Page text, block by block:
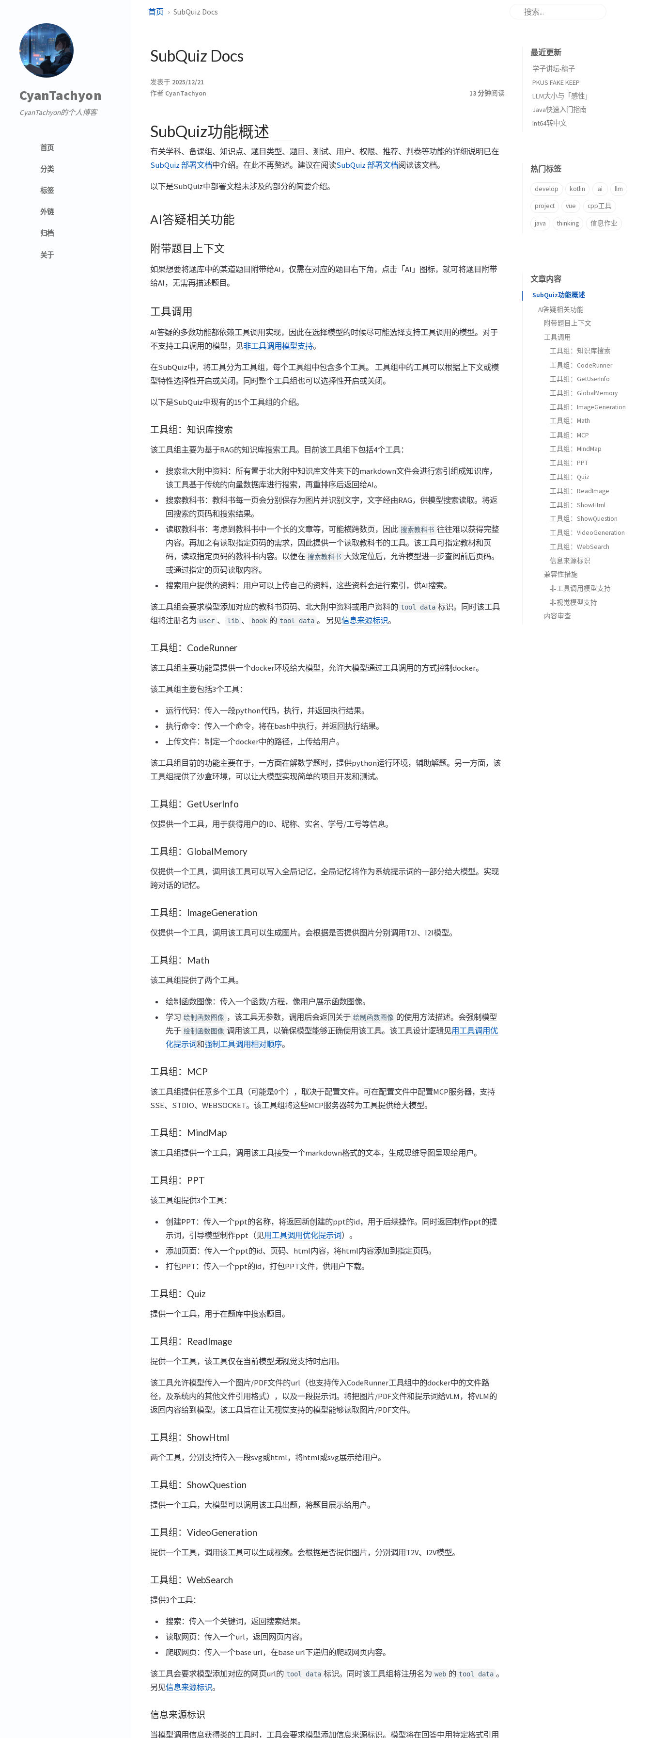
CyanTachyon
CyanTachyon的个人博客
首页
分类
标签
外链
归档
关于
首页 SubQuiz Docs
SubQuiz Docs
发表于 2025/12/21
作者 CyanTachyon 13 分钟阅读
SubQuiz功能概述
有关学科、备课组、知识点、题目类型、题目、测试、用户、权限、推荐、判卷等功能的详细说明已在
SubQuiz 部署文档中介绍。在此不再赘述。建议在阅读SubQuiz 部署文档阅读该文档。
以下是SubQuiz中部署文档未涉及的部分的简要介绍。
AI答疑相关功能
附带题目上下文
如果想要将题库中的某道题目附带给AI，仅需在对应的题目右下角，点击「AI」图标，就可将题目附带
给AI，无需再描述题目。
工具调用
AI答疑的多数功能都依赖工具调用实现，因此在选择模型的时候尽可能选择支持工具调用的模型。对于
不支持工具调用的模型，见非工具调用模型支持。
在SubQuiz中，将工具分为工具组，每个工具组中包含多个工具。 工具组中的工具可以根据上下文或模
型特性选择性开启或关闭。同时整个工具组也可以选择性开启或关闭。
以下是SubQuiz中现有的15个工具组的介绍。
工具组：知识库搜索
该工具组主要为基于RAG的知识库搜索工具。目前该工具组下包括4个工具：
搜索北大附中资料：所有置于北大附中知识库文件夹下的markdown文件会进行索引组成知识库，
该工具基于传统的向量数据库进行搜索，再重排序后返回给AI。
搜索教科书：教科书每一页会分别保存为图片并识别文字，文字经由RAG，供模型搜索读取。将返
回搜索的页码和搜索结果。
读取教科书：考虑到教科书中一个长的文章等，可能横跨数页，因此 搜索教科书 往往难以获得完整
内容。再加之有读取指定页码的需求，因此提供一个读取教科书的工具。该工具可指定教材和页
码，读取指定页码的教科书内容。以便在 搜索教科书 大致定位后，允许模型进一步查阅前后页码。
或通过指定的页码读取内容。
搜索用户提供的资料：用户可以上传自己的资料，这些资料会进行索引，供AI搜索。
该工具组会要求模型添加对应的教科书页码、北大附中资料或用户资料的 tool data 标识。同时该工具
组将注册名为 user 、 lib 、 book 的 tool data 。 另见信息来源标识。
工具组：CodeRunner
该工具组主要功能是提供一个docker环境给大模型，允许大模型通过工具调用的方式控制docker。
该工具组主要包括3个工具：
运行代码：传入一段python代码，执行，并返回执行结果。
执行命令：传入一个命令，将在bash中执行，并返回执行结果。
上传文件：制定一个docker中的路径，上传给用户。
该工具组目前的功能主要在于，一方面在解数学题时，提供python运行环境，辅助解题。另一方面，该
工具组提供了沙盒环境，可以让大模型实现简单的项目开发和测试。
工具组：GetUserInfo
仅提供一个工具，用于获得用户的ID、昵称、实名、学号/工号等信息。
工具组：GlobalMemory
仅提供一个工具，调用该工具可以写入全局记忆，全局记忆将作为系统提示词的一部分给大模型。实现
跨对话的记忆。
工具组：ImageGeneration
仅提供一个工具，调用该工具可以生成图片。会根据是否提供图片分别调用T2I、I2I模型。
工具组：Math
该工具组提供了两个工具。
绘制函数图像：传入一个函数/方程，像用户展示函数图像。
学习 绘制函数图像 ，该工具无参数，调用后会返回关于 绘制函数图像 的使用方法描述。会强制模型
先于 绘制函数图像 调用该工具，以确保模型能够正确使用该工具。该工具设计逻辑见用工具调用优
化提示词和强制工具调用相对顺序。
工具组：MCP
该工具组提供任意多个工具（可能是0个），取决于配置文件。可在配置文件中配置MCP服务器，支持
SSE、STDIO、WEBSOCKET。该工具组将这些MCP服务器转为工具提供给大模型。
工具组：MindMap
该工具组提供一个工具，调用该工具接受一个markdown格式的文本，生成思维导图呈现给用户。
工具组：PPT
该工具组提供3个工具：
创建PPT：传入一个ppt的名称，将返回新创建的ppt的id，用于后续操作。同时返回制作ppt的提
示词，引导模型制作ppt（见用工具调用优化提示词）。
添加页面：传入一个ppt的id、页码、html内容，将html内容添加到指定页码。
打包PPT：传入一个ppt的id，打包PPT文件，供用户下载。
工具组：Quiz
提供一个工具，用于在题库中搜索题目。
工具组：ReadImage
提供一个工具，该工具仅在当前模型无视觉支持时启用。
该工具允许模型传入一个图片/PDF文件的url（也支持传入CodeRunner工具组中的docker中的文件路
径，及系统内的其他文件引用格式），以及一段提示词。将把图片/PDF文件和提示词给VLM，将VLM的
返回内容给到模型。该工具旨在让无视觉支持的模型能够读取图片/PDF文件。
工具组：ShowHtml
两个工具，分别支持传入一段svg或html，将html或svg展示给用户。
工具组：ShowQuestion
提供一个工具，大模型可以调用该工具出题，将题目展示给用户。
工具组：VideoGeneration
提供一个工具，调用该工具可以生成视频。会根据是否提供图片，分别调用T2V、I2V模型。
工具组：WebSearch
提供3个工具：
搜索：传入一个关键词，返回搜索结果。
读取网页：传入一个url，返回网页内容。
爬取网页：传入一个base url，在base url下递归的爬取网页内容。
该工具会要求模型添加对应的网页url的 tool data 标识。同时该工具组将注册名为 web 的 tool data 。
另见信息来源标识。
信息来源标识
当模型调用信息获得类的工具时，工具会要求模型添加信息来源标识。模型将在回答中用特定格式引用
最近更新
学子讲坛-稿子
PKUS FAKE KEEP
LLM大小与「感性」
Java快速入门指南
Int64转中文
热门标签
develop kotlin ai llm
project vue cpp工具
java thinking 信息作业
文章内容
SubQuiz功能概述
AI答疑相关功能
附带题目上下文
工具调用
工具组：知识库搜索
工具组：CodeRunner
工具组：GetUserInfo
工具组：GlobalMemory
工具组：ImageGeneration
工具组：Math
工具组：MCP
工具组：MindMap
工具组：PPT
工具组：Quiz
工具组：ReadImage
工具组：ShowHtml
工具组：ShowQuestion
工具组：VideoGeneration
工具组：WebSearch
信息来源标识
兼容性措施
非工具调用模型支持
非视觉模型支持
内容审查